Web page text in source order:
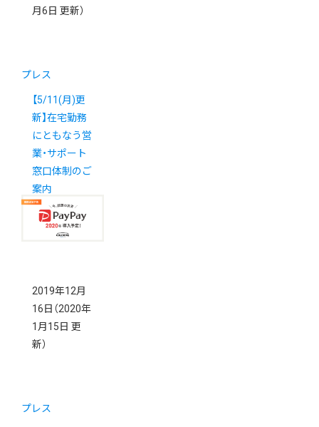
月6日 更新）
プレス
【5/11(月)更
新】在宅勤務
にともなう営
業・サポート
窓口体制のご
案内
2019年12月
16日 （2020年
1月15日 更
新）
プレス